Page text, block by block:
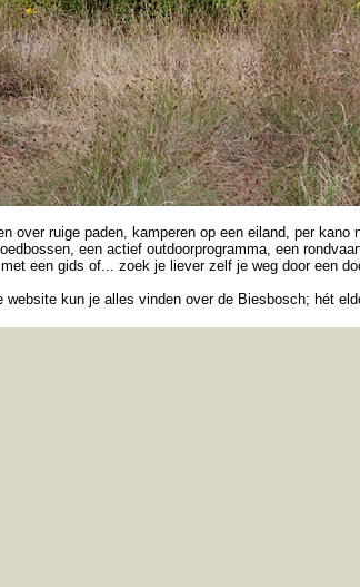
over ruige paden, kamperen op een eiland, per kano
een actief outdoorprogramma, een
een gids of... zoek je liever zelf je weg door een
website kun je alles vinden over de Biesbosch; hét